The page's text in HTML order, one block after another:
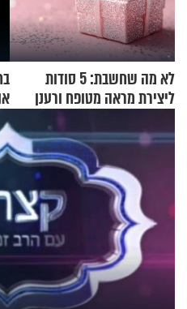
לא מה שחשבת: 5 סודות
ליצירת מראה מטופח ורענן